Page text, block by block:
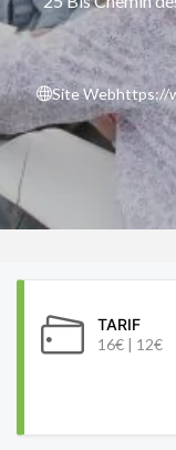
Site Webhttps://
TARIF
16€ | 12€